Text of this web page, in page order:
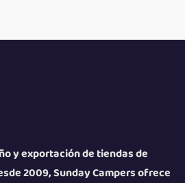
y exportación de tiendas de
2009, Sunday Campers ofrece